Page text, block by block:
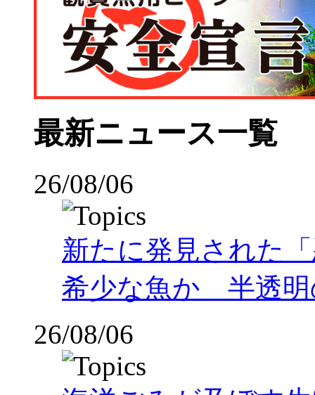
最新ニュース一覧
26/08/06
新たに発見された
希少な魚か 半透明
26/08/06